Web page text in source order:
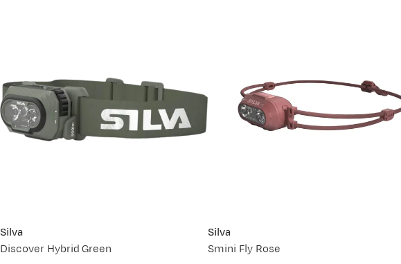
Silva
Discover Hybrid Green
Silva
Smini Fly Rose